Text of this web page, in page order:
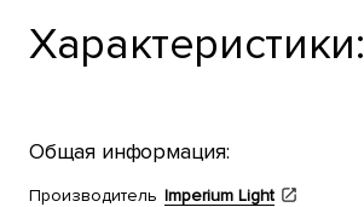
Характеристики:
Общая информация:
Производитель Imperium Light